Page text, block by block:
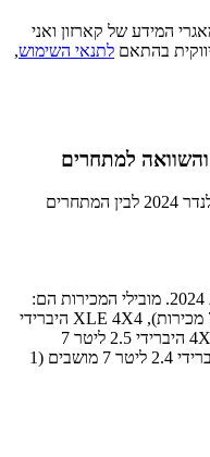
המידע של קארזון ואני
בהתאם לתנאי השימוש,
השוואת רמות הגימור של טויוטה גרנד היילנדר 2024 לבין המתחרים
15 רכבי טויוטה גרנד היילנדר נמכרו בשנת 2024. מובילי המכירות הם:
XLE 4X4 היברידי 2.5 ליטר 8 מושבים (7 מכירות), XLE 4X4 היברידי
2.4 ליטר 7 מושבים (3 מכירות), לימיטד 4X4 היברידי 2.5 ליטר 7
מושבים (2 מכירות), לימיטד מקס 4X4 היברידי 2.4 ליטר 7 מושבים (1